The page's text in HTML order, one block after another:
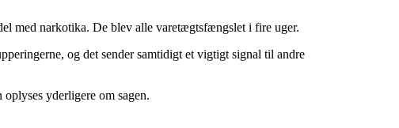
med narkotika. De blev alle varetægtsfængslet i fire uger.
og det sender samtidigt et vigtigt signal til andre
yderligere om sagen.